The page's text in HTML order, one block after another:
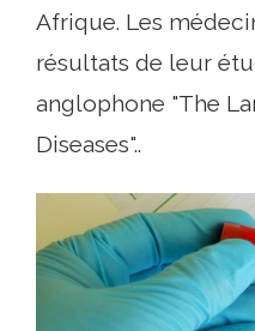
Afrique. Les
résultats de leur
anglophone "The
Diseases"..